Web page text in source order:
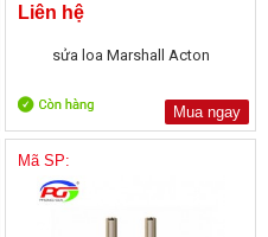
Liên hệ
sửa loa Marshall Acton
Mua ngay
Mã SP: